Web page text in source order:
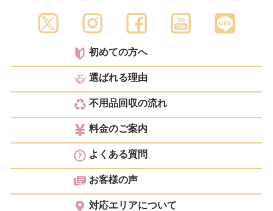
初めての方へ
選ばれる理由
不用品回収の流れ
料金のご案内
よくある質問
お客様の声
対応エリアについて